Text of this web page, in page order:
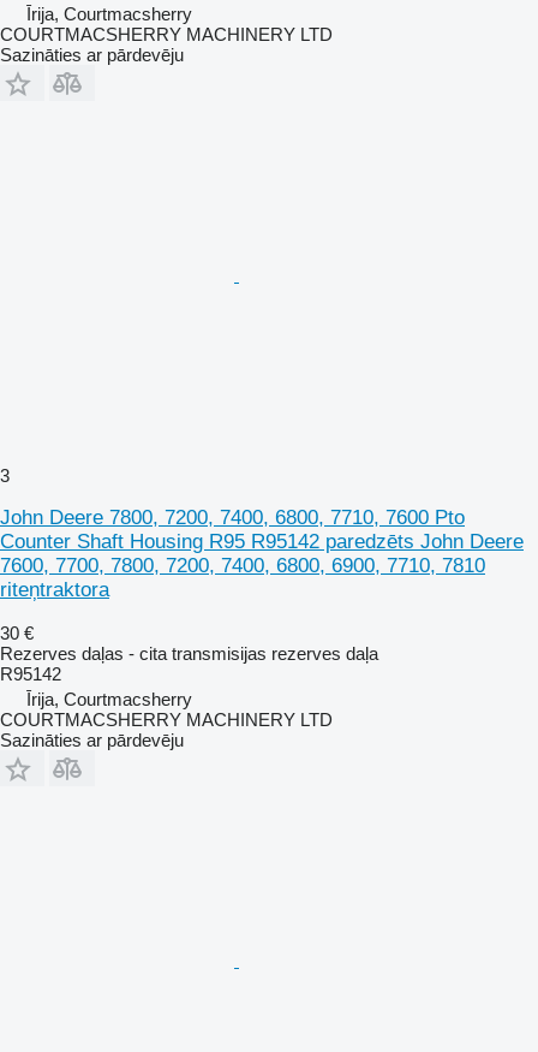
Īrija, Courtmacsherry
COURTMACSHERRY MACHINERY LTD
Sazināties ar pārdevēju
3
John Deere 7800, 7200, 7400, 6800, 7710, 7600 Pto
Counter Shaft Housing R95 R95142 paredzēts John Deere
7600, 7700, 7800, 7200, 7400, 6800, 6900, 7710, 7810
riteņtraktora
30 €
Rezerves daļas - cita transmisijas rezerves daļa
R95142
Īrija, Courtmacsherry
COURTMACSHERRY MACHINERY LTD
Sazināties ar pārdevēju